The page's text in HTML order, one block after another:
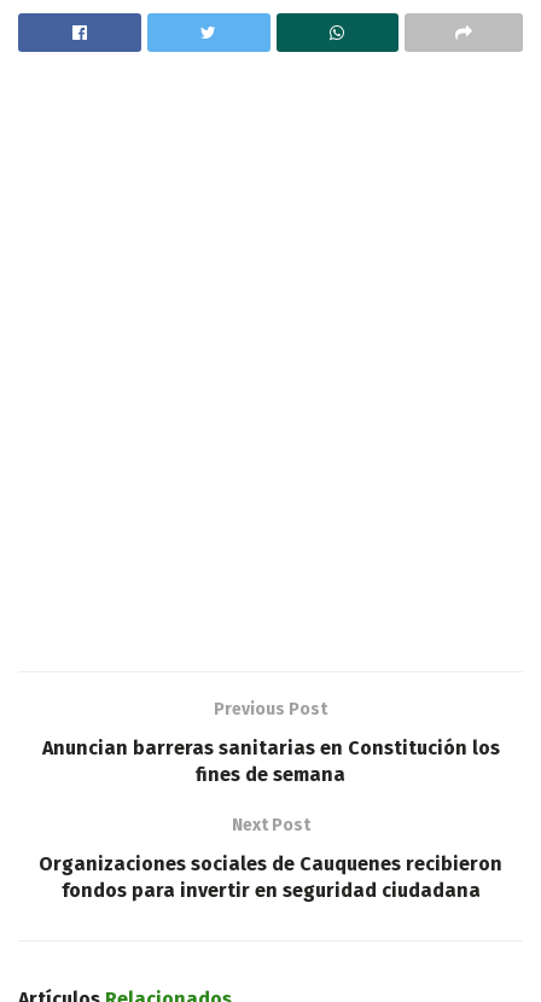
Previous Post
Anuncian barreras sanitarias en Constitución los
fines de semana
Next Post
Organizaciones sociales de Cauquenes recibieron
fondos para invertir en seguridad ciudadana